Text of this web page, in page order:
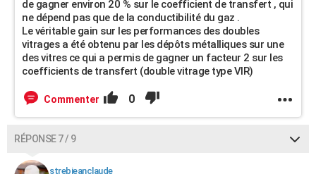
de gagner environ 20 % sur le coefficient de transfert , qui
ne dépend pas que de la conductibilité du gaz .
Le véritable gain sur les performances des doubles
vitrages a été obtenu par les dépôts métalliques sur une
des vitres ce qui a permis de gagner un facteur 2 sur les
coefficients de transfert (double vitrage type VIR)
Commenter 0
RÉPONSE 7 / 9
strebjeanclaude